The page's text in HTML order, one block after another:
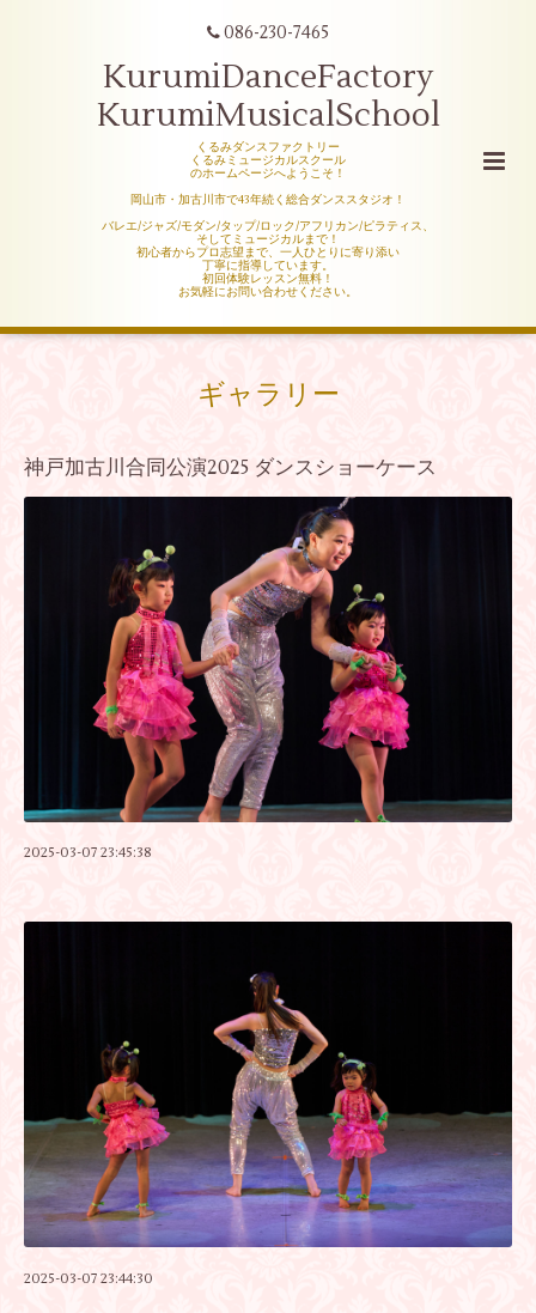
086-230-7465
KurumiDanceFactory
KurumiMusicalSchool
くるみダンスファクトリー
くるみミュージカルスクール
のホームページへようこそ！
岡山市・加古川市で43年続く総合ダンススタジオ！
バレエ/ジャズ/モダン/タップ/ロック/アフリカン/ピラティス、
そしてミュージカルまで！
初心者からプロ志望まで、一人ひとりに寄り添い
丁寧に指導しています。
初回体験レッスン無料！
お気軽にお問い合わせください。
ギャラリー
神戸加古川合同公演2025 ダンスショーケース
2025-03-07 23:45:38
2025-03-07 23:44:30